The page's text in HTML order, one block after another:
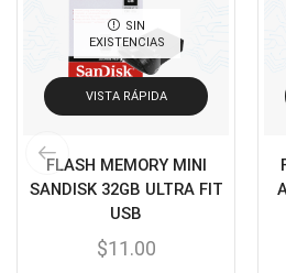
Cables y Adaptadores
Cables, adaptadores y
Cámaras de Red (67)
Canon (23)
Capturadora de video
Cargador de pila
SIN
EXISTENCIAS
VISTA RÁPIDA
FLASH MEMORY MINI
SANDISK 32GB ULTRA FIT
USB
$11.00